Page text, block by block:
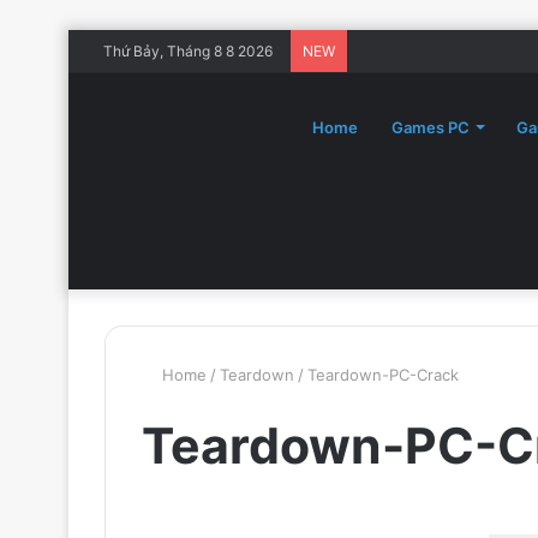
Thứ Bảy, Tháng 8 8 2026 NEW
Home Games PC
Home / Teardown / Teardown-PC-Crack
Teardown-PC-